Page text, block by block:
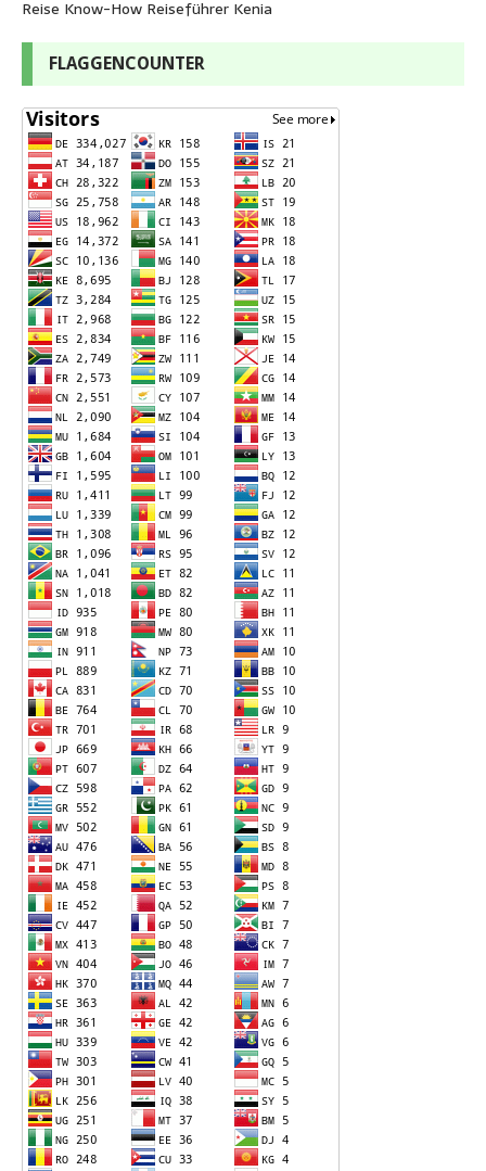
Reise Know-How Reiseführer Kenia
FLAGGENCOUNTER